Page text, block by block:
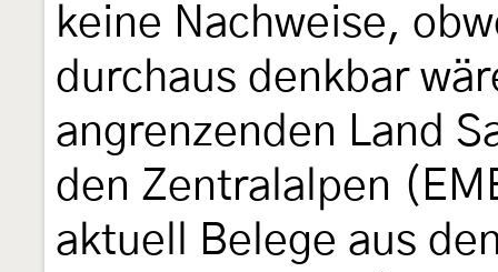
keine Nachweise,
durchaus denkbar
angrenzenden Land
den Zentralalpen
aktuell Belege aus